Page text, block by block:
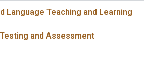
Language Teaching and Learning
Testing and Assessment